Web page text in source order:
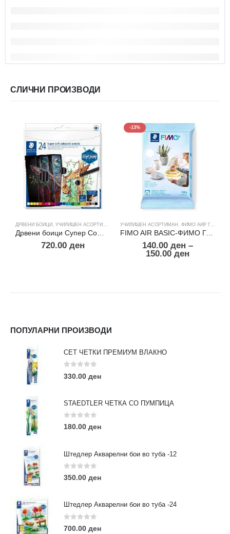
СЛИЧНИ ПРОИЗВОДИ
ДРВЕНИ БОИЦИ , УЧИЛИШЕН АСОРТИМАН
Дрвени боици Супер Софт 24
720.00 ден
-13%
УЧИЛИШЕН АСОРТИМАН , ФИМО АИР ГЛИНА
FIMO AIR BASIC-ФИМО Глина 500 гр.
140.00 ден –
150.00 ден
ПОПУЛАРНИ ПРОИЗВОДИ
СЕТ ЧЕТКИ ПРЕМИУМ ВЛАКНО
0 out of 5
330.00 ден
STAEDTLER ЧЕТКА СО ПУМПИЦА
0 out of 5
180.00 ден
Штедлер Акварелни бои во туба -12
0out of 5
350.00 ден
Штедлер Акварелни бои во туба -24
0out of 5
700.00 ден